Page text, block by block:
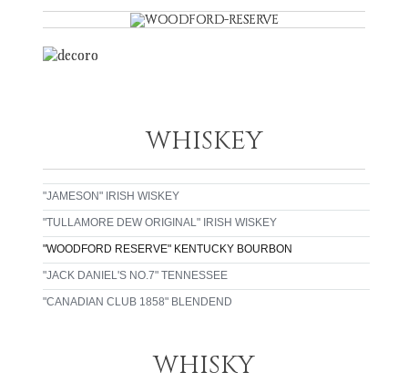
WHISKEY
"JAMESON" IRISH WISKEY
"TULLAMORE DEW ORIGINAL" IRISH WISKEY
"WOODFORD RESERVE" KENTUCKY BOURBON
"JACK DANIEL'S NO.7" TENNESSEE
"CANADIAN CLUB 1858" BLENDEND
WHISKY